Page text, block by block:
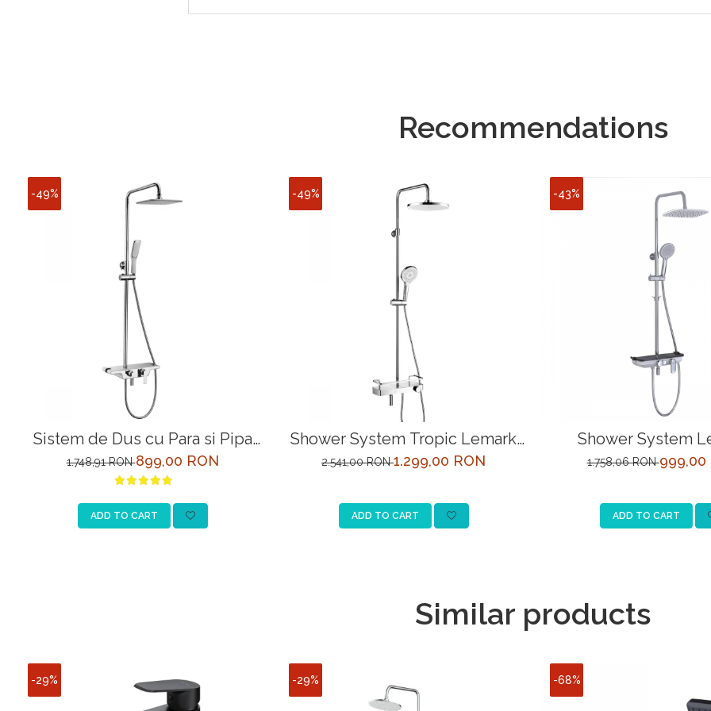
Recommendations
-49%
Sistem de Dus cu Para si Pipa
Pivotanta Lemark Tropic
LM7006C Crom
1.748,91 RON899,00 RON
ADD TO CART
-49%
Shower System Tropic Lemark
LM7011C-EU Crom with
termostatic control
2.541,00 RON1.299,00 RON
ADD TO CART
-43%
Shower System
LM7012C-EU
1.758,06 RON999,00
ADD TO CART
Similar products
-29% -29% -68%